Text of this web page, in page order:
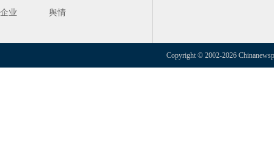
企业
舆情
Copyright © 2002-2026